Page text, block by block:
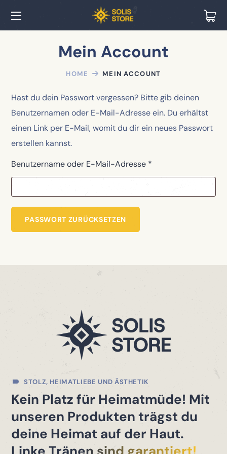
Mein Account
HOME MEIN ACCOUNT
Hast du dein Passwort vergessen? Bitte gib deinen
Benutzernamen oder E-Mail-Adresse ein. Du erhältst
einen Link per E-Mail, womit du dir ein neues Passwort
erstellen kannst.
Benutzername oder E-Mail-Adresse *
PASSWORT ZURÜCKSETZEN
STOLZ, HEIMATLIEBE UND ÄSTHETIK
Kein Platz für Heimatmüde! Mit
unseren Produkten trägst du
deine Heimat auf der Haut.